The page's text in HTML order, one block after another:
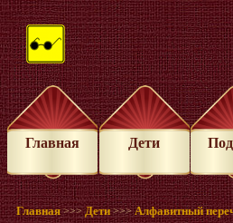
Главная Дети
Главная >>>Дети >>>Алфавитный